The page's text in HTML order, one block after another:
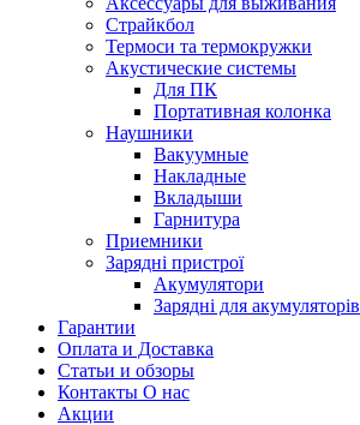
Страйкбол
Термоси та термокружки
Акустические системы
Для ПК
Портативная колонка
Наушники
Вакуумные
Накладные
Вкладыши
Гарнитура
Приемники
Зарядні пристрої
Акумулятори
Зарядні для акумуляторів
Гарантии
Оплата и Доставка
Статьи и обзоры
Контакты О нас
Акции